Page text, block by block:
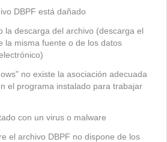
DBPF está dañado
la descarga del archivo (descarga el
la misma fuente o de los datos
no existe la asociación adecuada
el programa instalado para trabajar
con un virus o malware
el archivo DBPF no dispone de los